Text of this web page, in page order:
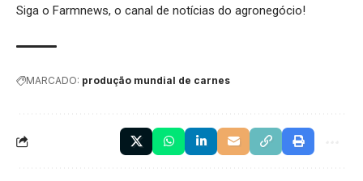
Siga o Farmnews, o canal de notícias do agronegócio!
MARCADO: produção mundial de carnes